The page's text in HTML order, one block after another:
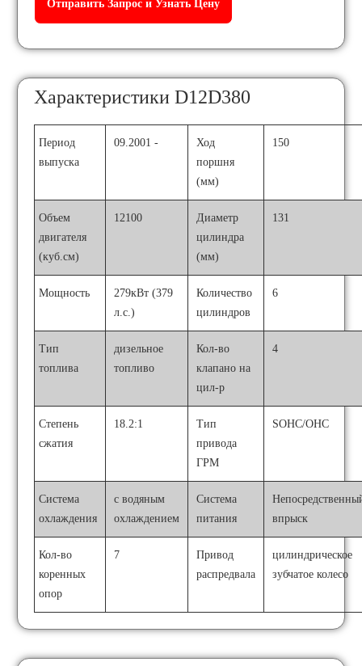
Характеристики D12D380
Период
выпуска
09.2001 -
Ход
поршня
(мм)
150
Объем
двигателя
(куб.см)
12100
Диаметр
цилиндра
(мм)
131
Мощность
279кВт (379
л.с.)
Количество
цилиндров
6
Тип
топлива
дизельное
топливо
Кол-во
клапано на
цил-р
4
Степень
сжатия
18.2:1
Тип
привода
ГРМ
SOHC/OHC
Система
охлаждения
с водяным
охлаждением
Система
питания
впрыск
Кол-во
коренных
опор
7
Привод
распредвала
цилиндрическое
зубчатое колесо